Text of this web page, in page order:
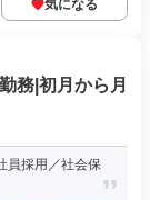
気になる
務|初月から月
員採用／社会保